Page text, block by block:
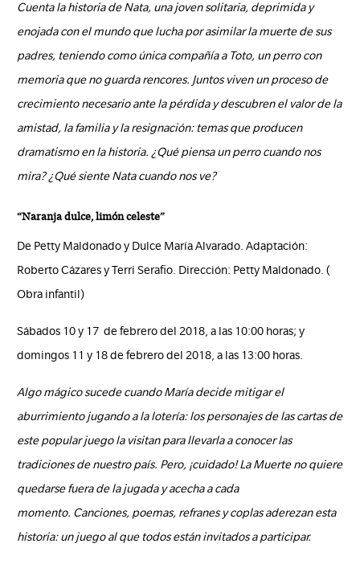
Cuenta la historia de Nata, una joven solitaria, deprimida y
enojada con el mundo que lucha por asimilar la muerte de sus
padres, teniendo como única compañía a Toto, un perro con
memoria que no guarda rencores. Juntos viven un proceso de
crecimiento necesario ante la pérdida y descubren el valor de la
amistad, la familia y la resignación: temas que producen
dramatismo en la historia. ¿Qué piensa un perro cuando nos
mira? ¿Qué siente Nata cuando nos ve?
“Naranja dulce, limón celeste”
De Petty Maldonado y Dulce María Alvarado. Adaptación:
Roberto Cázares y Terri Serafio. Dirección: Petty Maldonado. (
Obra infantil)
Sábados 10 y 17 de febrero del 2018, a las 10:00 horas; y
domingos 11 y 18 de febrero del 2018, a las 13:00 horas.
Algo mágico sucede cuando María decide mitigar el
aburrimiento jugando a la lotería: los personajes de las cartas de
este popular juego la visitan para llevarla a conocer las
tradiciones de nuestro país. Pero, ¡cuidado! La Muerte no quiere
quedarse fuera de la jugada y acecha a cada
momento. Canciones, poemas, refranes y coplas aderezan esta
historia: un juego al que todos están invitados a participar.